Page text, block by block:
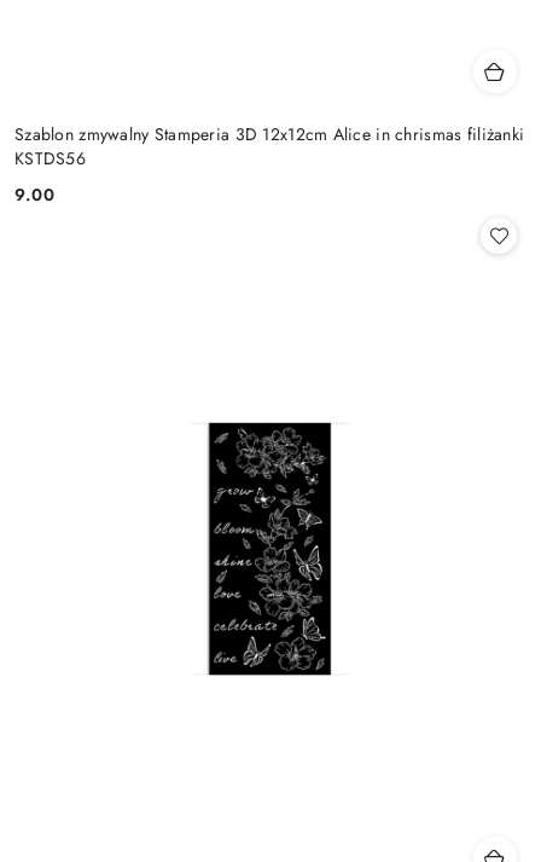
Szablon zmywalny Stamperia 3D 12x12cm Alice in chrismas filiżanki
KSTDS56
Cena:
9.00